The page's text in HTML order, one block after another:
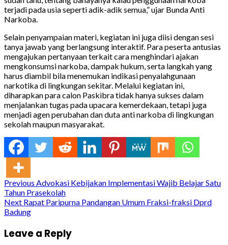
terjadi pada usia seperti adik-adik semua,” ujar Bunda Anti
Narkoba.
Selain penyampaian materi, kegiatan ini juga diisi dengan sesi
tanya jawab yang berlangsung interaktif. Para peserta antusias
mengajukan pertanyaan terkait cara menghindari ajakan
mengkonsumsi narkoba, dampak hukum, serta langkah yang
harus diambil bila menemukan indikasi penyalahgunaan
narkotika di lingkungan sekitar. Melalui kegiatan ini,
diharapkan para calon Paskibra tidak hanya sukses dalam
menjalankan tugas pada upacara kemerdekaan, tetapi juga
menjadi agen perubahan dan duta anti narkoba di lingkungan
sekolah maupun masyarakat.
Continue
Reading
Previous Advokasi Kebijakan Implementasi Wajib Belajar Satu
Tahun Prasekolah
Next Rapat Paripurna Pandangan Umum Fraksi-fraksi Dprd
Badung
Leave a Reply